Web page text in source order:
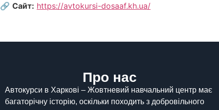
🔗 Сайт: https://avtokursi-dosaaf.kh.ua/
Про нас
Автокурси в Харкові – Жовтневий навчальний центр має
багаторічну історію, оскільки походить з добровільного